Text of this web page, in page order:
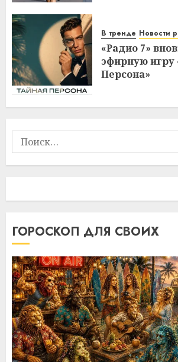
В тренде Новости
«Радио 7»
эфирную игру
Персона»
Найти:
ГОРОСКОП ДЛЯ СВОИХ